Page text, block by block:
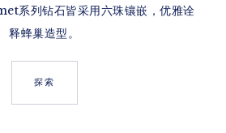
系列钻石皆采用六珠镶嵌，优雅诠
释蜂巢造型。
探索